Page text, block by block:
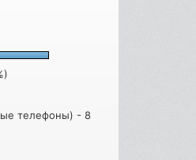
телефоны) - 8